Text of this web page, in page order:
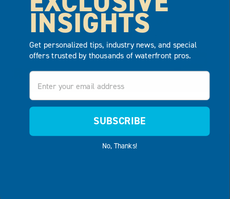
INSIGHTS
Get personalized tips, industry news, and special
offers trusted by thousands of waterfront pros.
Email
SUBSCRIBE
No, Thanks!